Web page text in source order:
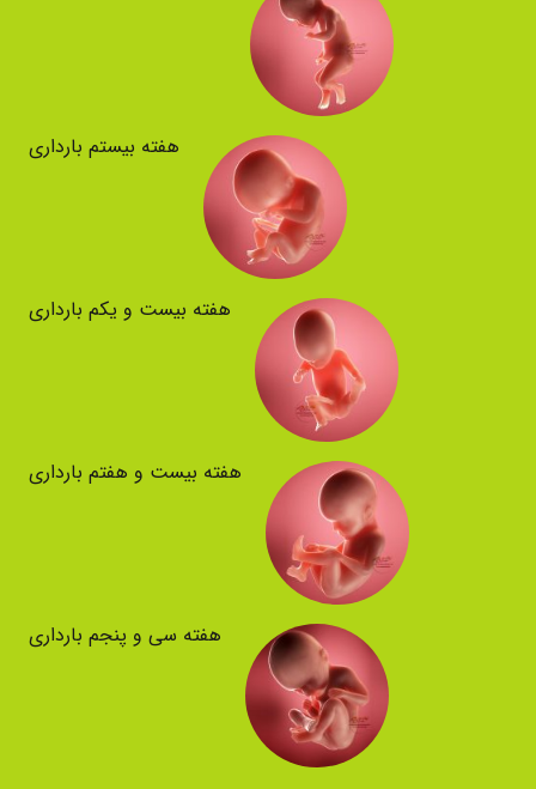
هفته بیستم بارداری
هفته بیست و یکم بارداری
هفته بیست و هفتم بارداری
هفته سی و پنجم بارداری